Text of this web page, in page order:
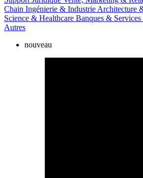
Chain Ingénierie & IndustrieArchitecture
Science & Healthcare Banques & Services
Autres
nouveau